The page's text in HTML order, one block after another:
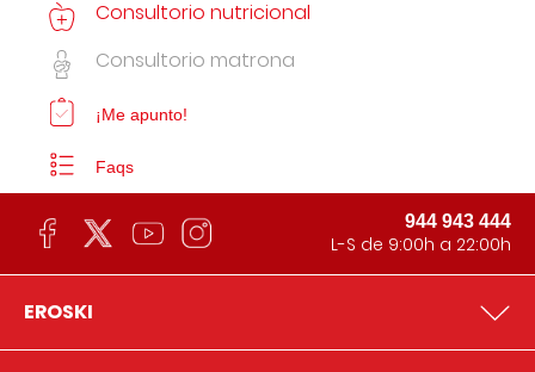
Consultorio nutricional
Consultorio matrona
¡Me apunto!
Faqs
944 943 444
L-S de 9:00h a 22:00h
EROSKI